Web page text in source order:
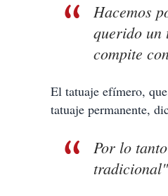
Hacemos
querido un
compite
El tatuaje efímero, que
tatuaje permanente,
Por lo